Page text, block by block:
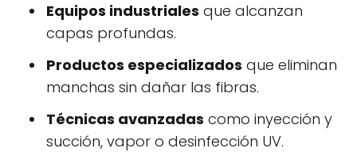
Equipos industriales que alcanzan
capas profundas.
Productos especializados que eliminan
manchas sin dañar las fibras.
Técnicas avanzadas como inyección y
succión, vapor o desinfección UV.